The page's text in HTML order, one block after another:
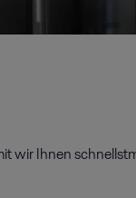
wir Ihnen